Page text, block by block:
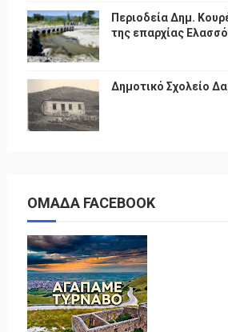
Περιοδεία Δημ.
της επαρχίας
Δημοτικό Σχολείο
ΟΜΑΔΑ FACEBOOK